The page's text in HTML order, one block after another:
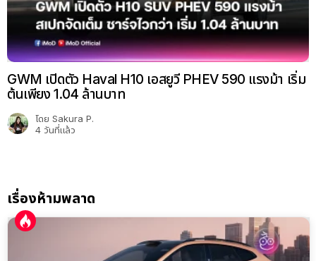
GWM เปิดตัว Haval H10 เอสยูวี PHEV 590 แรงม้า เริ่ม
ต้นเพียง 1.04 ล้านบาท
โดย Sakura P.
4 วันที่แล้ว
เรื่องห้ามพลาด